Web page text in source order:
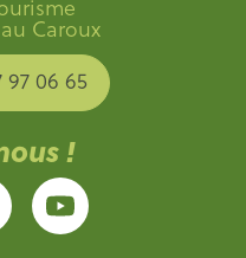
Caroux
06 65
!